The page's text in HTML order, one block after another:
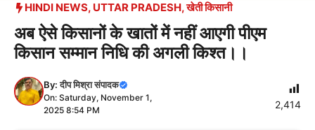
HINDI NEWS, UTTAR PRADESH,खेती किसानी
अब ऐसे किसानों के खातों में नहीं आएगी पीएम
किसान सम्मान निधि की अगली किश्त।।
By:दीप मिश्रा संपादक
On: Saturday, November 1,
2025 8:54 PM
2,414